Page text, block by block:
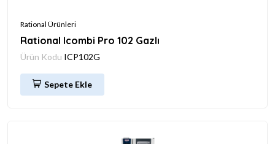
Rational Ürünleri
Rational Icombi Pro 102 Gazlı
Ürün Kodu ICP102G
Sepete Ekle